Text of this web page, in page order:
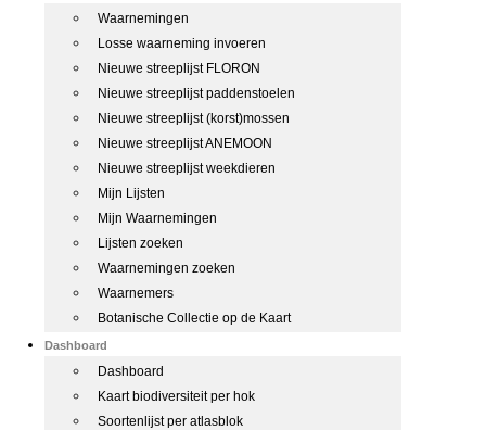
Waarnemingen
Losse waarneming invoeren
Nieuwe streeplijst FLORON
Nieuwe streeplijst paddenstoelen
Nieuwe streeplijst (korst)mossen
Nieuwe streeplijst ANEMOON
Nieuwe streeplijst weekdieren
Mijn Lijsten
Mijn Waarnemingen
Lijsten zoeken
Waarnemingen zoeken
Waarnemers
Botanische Collectie op de Kaart
Dashboard
Dashboard
Kaart biodiversiteit per hok
Soortenlijst per atlasblok